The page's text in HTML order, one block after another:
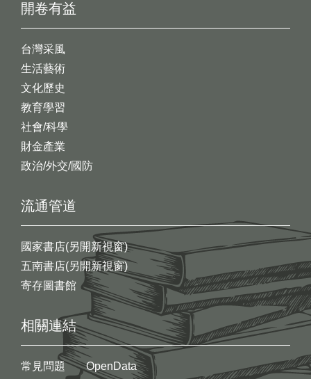
開卷有益
台灣采風
生活藝術
文化歷史
教育學習
社會/科學
財金產業
政治/外交/國防
流通管道
國家書店(另開新視窗)
五南書店(另開新視窗)
寄存圖書館
相關連結
常見問題
OpenData